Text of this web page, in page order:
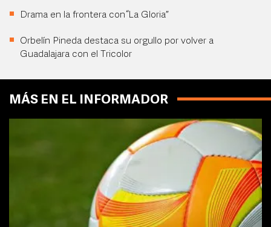
Drama en la frontera con “La Gloria”
Orbelín Pineda destaca su orgullo por volver a
Guadalajara con el Tricolor
MÁS EN EL INFORMADOR